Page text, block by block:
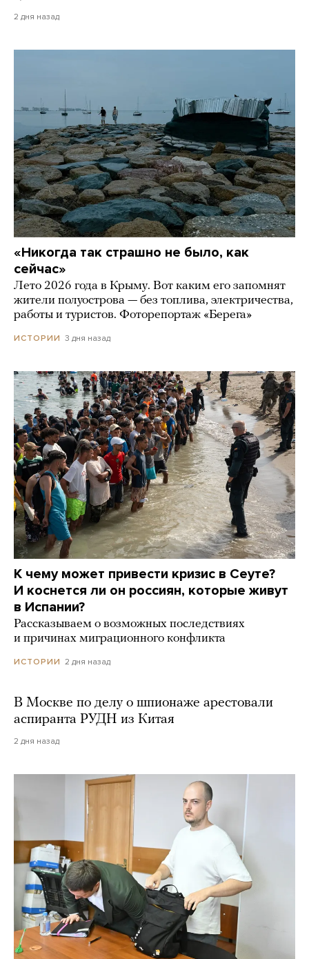
2 дня назад
«Никогда так страшно не было, как
сейчас»
Лето 2026 года в Крыму. Вот каким его запомнят
жители полуострова — без топлива, электричества,
работы и туристов. Фоторепортаж «Берега»
ИСТОРИИ 3 дня назад
К чему может привести кризис в Сеуте?
И коснется ли он россиян, которые живут
в Испании?
Рассказываем о возможных последствиях
и причинах миграционного конфликта
ИСТОРИИ 2 дня назад
В Москве по делу о шпионаже арестовали
аспиранта РУДН из Китая
2 дня назад